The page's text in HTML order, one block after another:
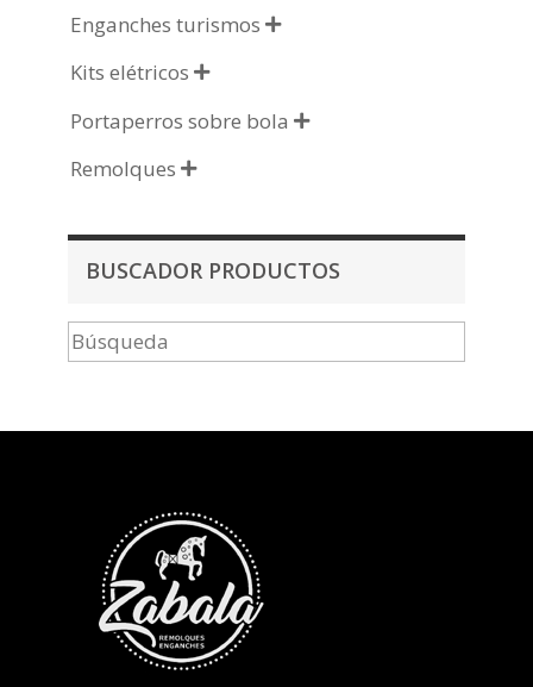
Enganches turismos 
Kits elétricos 
Portaperros sobre bola 
Remolques 
BUSCADOR PRODUCTOS